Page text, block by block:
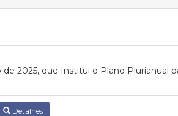
2025, que Institui o Plano Plurianual
Detalhes